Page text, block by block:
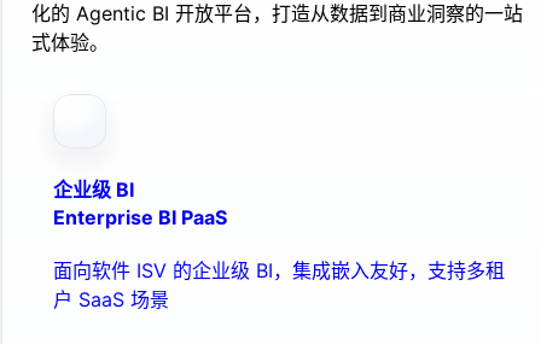
化的 Agentic BI 开放平台，打造从数据到商业洞察的一站
式体验。
企业级 BI
Enterprise BI PaaS
面向软件 ISV 的企业级 BI，集成嵌入友好，支持多租
户 SaaS 场景